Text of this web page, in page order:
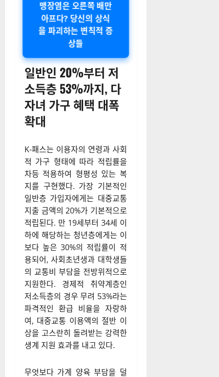
맹장염은 오른쪽 배만
아프다? 당신의 상식
을 파괴하는 변칙적 증
상들
일반인 20%부터 저
소득층 53%까지, 다
자녀 가구 혜택 대폭
확대
K-패스는 이용자의 연령과 사회
적 가구 형태에 따라 적립률을
차등 적용하여 형평성 있는 복
지를 구현했다. 가장 기본적인
일반층 가입자에게는 대중교통
지출 금액의 20%가 기본적으로
적립된다. 만 19세부터 34세 이
하에 해당하는 청년층에게는 이
보다 높은 30%의 적립률이 적
용되어, 사회초년생과 대학생들
의 교통비 부담을 전방위적으로
지원한다. 경제적 취약계층인
저소득층의 경우 무려 53%라는
파격적인 환급 비율을 자랑하
여, 대중교통 이용액의 절반 이
상을 고스란히 돌려받는 강력한
생계 지원 효과를 내고 있다.
무엇보다 가계 양육 부담을 덜